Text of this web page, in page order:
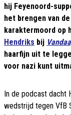
hij Feyenoord-
het brengen van
karaktermoord op
Hendriks bij
haarfijn uit te
voor nazi kunt
In de podcast dacht
wedstrijd tegen VfB